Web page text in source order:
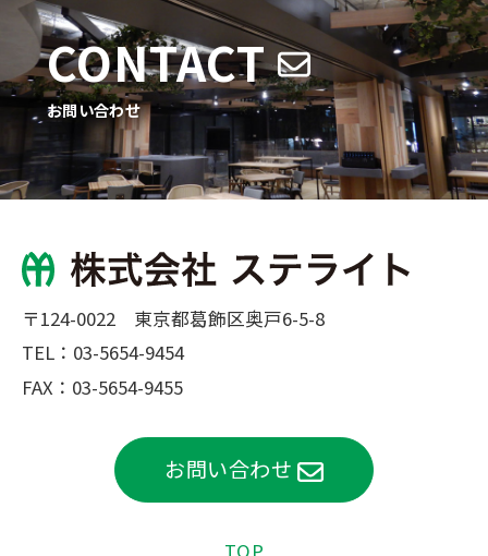
CONTACT
お問い合わせ
〒124-0022 東京都葛飾区奥戸6-5-8
TEL： 03-5654-9454
FAX：03-5654-9455
お問い合わせ
TOP